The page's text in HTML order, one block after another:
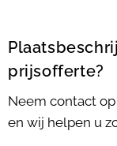
prijsofferte?
Neem contact
en wij helpen u